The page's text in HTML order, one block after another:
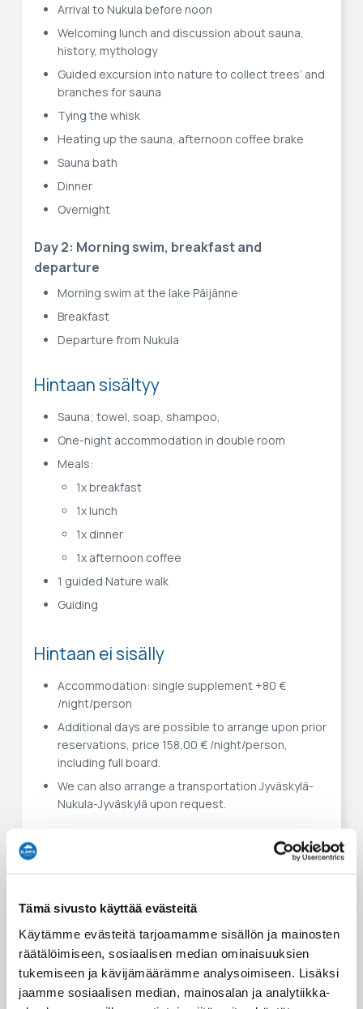
Tämä sivusto käyttää evästeitä
Käytämme evästeitä tarjoamamme sisällön ja mainosten
räätälöimiseen, sosiaalisen median ominaisuuksien
tukemiseen ja kävijämäärämme analysoimiseen. Lisäksi
jaamme sosiaalisen median, mainosalan ja analytiikka-
Arrival to Nukula before noon
Welcoming lunch and discussion about sauna,
history, mythology
Guided excursion into nature to collect trees’ and
branches for sauna
Tying the whisk
Heating up the sauna, afternoon coffee brake
Sauna bath
Dinner
Overnight
Day 2: Morning swim, breakfast and
departure
Morning swim at the lake Päijänne
Breakfast
Departure from Nukula
Hintaan sisältyy
Sauna; towel, soap, shampoo,
One-night accommodation in double room
Meals:
1x breakfast
1x lunch
1x dinner
1x afternoon coffee
1 guided Nature walk
Guiding
Hintaan ei sisälly
Accommodation: single supplement +80 €
/night/person
Additional days are possible to arrange upon prior
reservations, price 158,00 € /night/person,
including full board.
We can also arrange a transportation Jyväskylä-
Nukula-Jyväskylä upon request.
Huomioithan
We do not recommend this activity for children
under 5 years old.
Would you please announce your allergies for
foodstuff.